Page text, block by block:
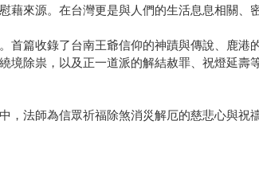
來源。在台灣更是與人們的生活息息相關、
首篇收錄了台南王爺信仰的神蹟與傳說、鹿
境除祟，以及正一道派的解結赦罪、祝燈延
，法師為信眾祈福除煞消災解厄的慈悲心與